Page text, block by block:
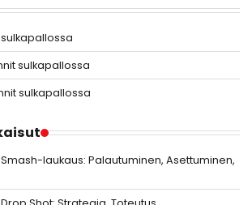
sulkapallossa
sulkapallossa
laukaus: Palautuminen, Asettuminen,